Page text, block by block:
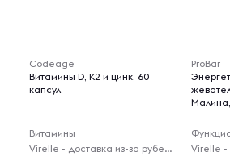
Codeage
Витамины D, K2 и цинк, 60
капсул
Витамины
Virelle - доставка из-за рубежа
ProBar
Малина,